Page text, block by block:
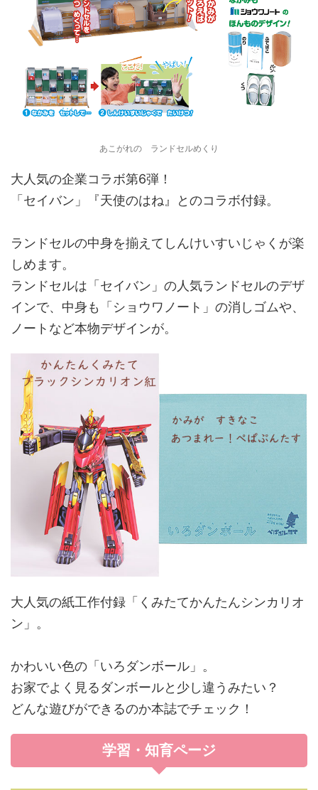
あこがれの ランドセルめくり
大人気の企業コラボ第6弾！
「セイバン」『天使のはね』とのコラボ付録。
ランドセルの中身を揃えてしんけいすいじゃくが楽
しめます。
ランドセルは「セイバン」の人気ランドセルのデザ
インで、中身も「ショウワノート」の消しゴムや、
ノートなど本物デザインが。
大人気の紙工作付録「くみたてかんたんシンカリオ
ン」。
かわいい色の「いろダンボール」。
お家でよく見るダンボールと少し違うみたい？
どんな遊びができるのか本誌でチェック！
学習・知育ページ